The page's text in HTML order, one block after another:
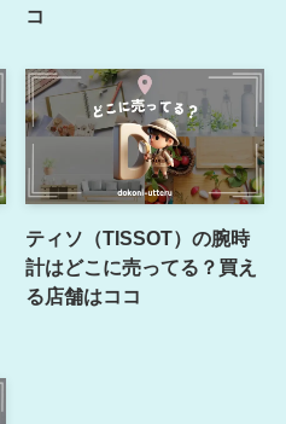
コ
ティソ（TISSOT）の腕時
計はどこに売ってる？買え
る店舗はココ